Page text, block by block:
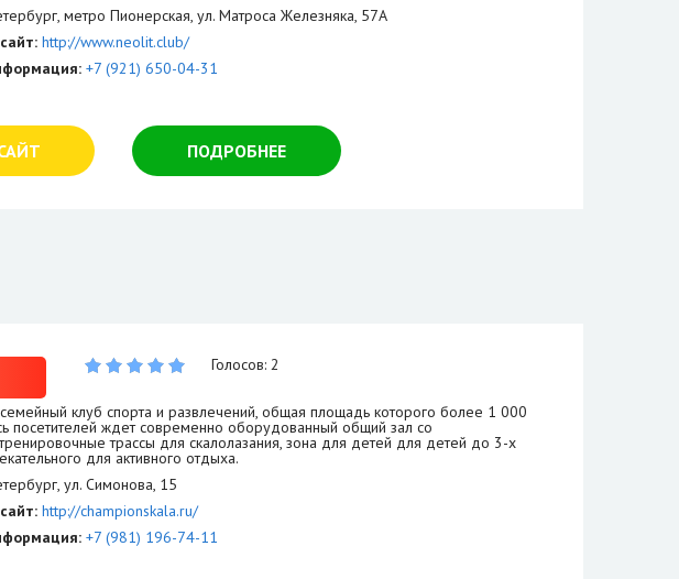
метро Пионерская, ул. Матроса Железняка, 57А
http://www.neolit.club/
+7 (921) 650-04-31
ПОДРОБНЕЕ
Голосов: 2
клуб спорта и развлечений, общая площадь которого более 1 000
посетителей ждет современно оборудованный общий зал со
трассы для скалолазания, зона для детей для детей до 3-х
для активного отдыха.
ул. Симонова, 15
http://championskala.ru/
+7 (981) 196-74-11